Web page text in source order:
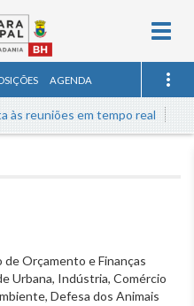
AGENDA
reuniões em tempo real
de Orçamento e Finanças
Urbana, Indústria, Comércio
Defesa dos Animais